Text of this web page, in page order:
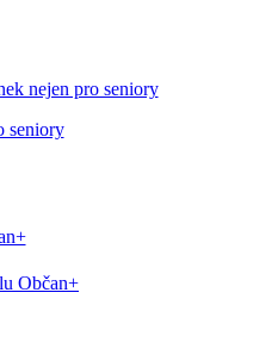
nejen pro seniory
Občan+